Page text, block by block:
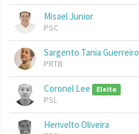
Misael Junior
PSC
Sargento Tania Guerreiro
PRTB
Coronel Lee Eleito
PSL
Herivelto Oliveira